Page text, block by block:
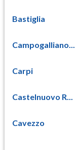
Bastiglia
Campogalliano...
Carpi
Castelnuovo R...
Cavezzo